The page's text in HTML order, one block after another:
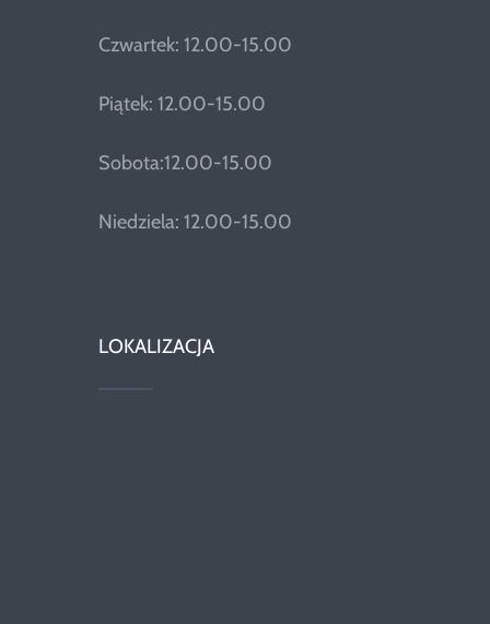
Czwartek: 12.00-15.00
Piątek: 12.00-15.00
Sobota:12.00-15.00
Niedziela: 12.00-15.00
LOKALIZACJA